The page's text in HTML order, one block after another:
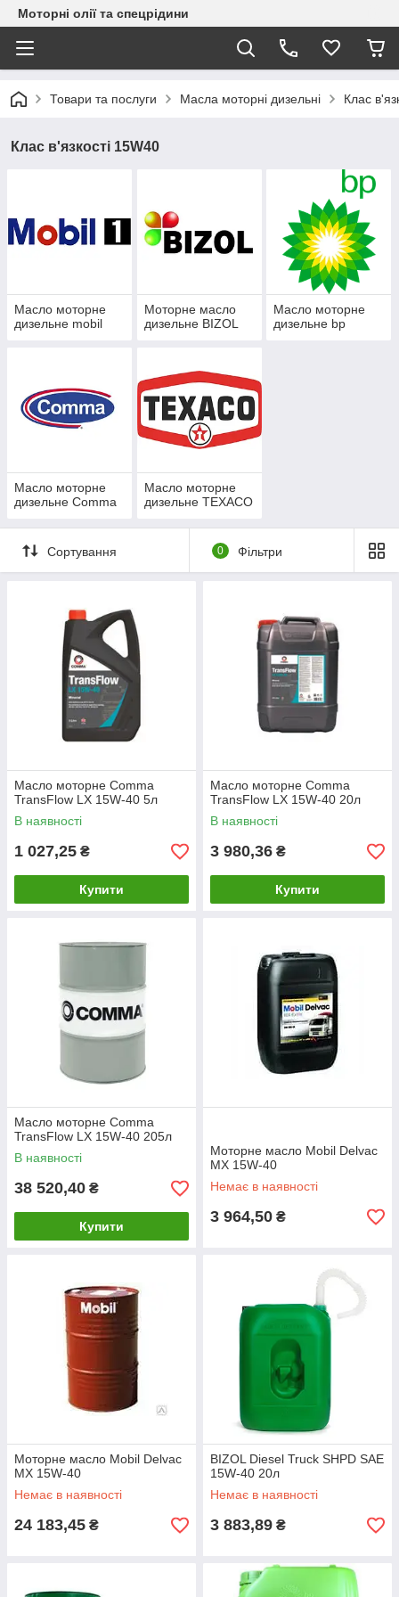
Моторні олії та спецрідини
Товари та послуги Масла моторні дизельні Клас
Клас в'язкості 15W40
Масло моторне
дизельне mobil
Моторне масло
дизельне BIZOL
Масло моторне
дизельне bp
Масло моторне
дизельне Comma
Масло моторне
дизельне TEXACO
Сортування 0 Фільтри
Масло моторне Comma
TransFlow LX 15W-40 5л
В наявності
1 027,25 ₴
Купити
Масло моторне Comma
TransFlow LX 15W-40 20л
В наявності
3 980,36 ₴
Купити
Масло моторне Comma
TransFlow LX 15W-40 205л
В наявності
38 520,40 ₴
Купити
Моторне масло Mobil Delvac
MX 15W-40
Немає в наявності
3 964,50 ₴
Моторне масло Mobil Delvac
MX 15W-40
Немає в наявності
24 183,45 ₴
BIZOL Diesel Truck SHPD SAE
15W-40 20л
Немає в наявності
3 883,89 ₴